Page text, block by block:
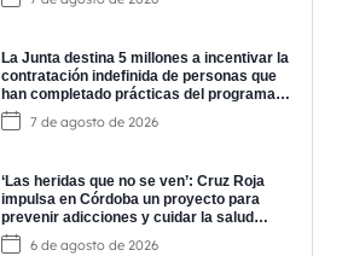
La Junta destina 5 millones a incentivar la
contratación indefinida de personas que
han completado prácticas del programa
EPES
7 de agosto de 2026
‘Las heridas que no se ven’: Cruz Roja
impulsa en Córdoba un proyecto para
prevenir adicciones y cuidar la salud
mental
6 de agosto de 2026